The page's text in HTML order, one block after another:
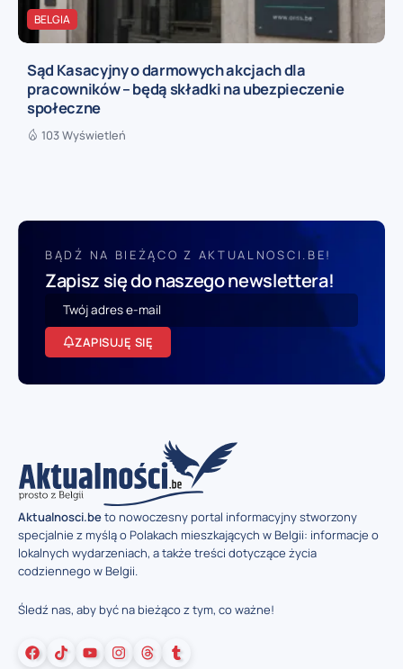
BELGIA
Sąd Kasacyjny o darmowych akcjach dla
pracowników – będą składki na ubezpieczenie
społeczne
103 Wyświetleń
BĄDŹ NA BIEŻĄCO Z AKTUALNOSCI.BE!
Zapisz się do naszego newslettera!
ZAPISUJĘ SIĘ
Aktualnosci.beto nowoczesny portal informacyjny stworzony
specjalnie z myślą o Polakach mieszkających w Belgii: informacje o
lokalnych wydarzeniach, a także treści dotyczące życia
codziennego w Belgii.
Śledź nas, aby być na bieżąco z tym, co ważne!